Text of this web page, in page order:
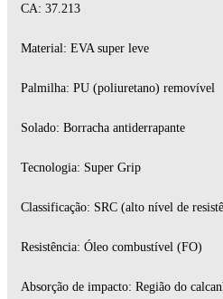
CA: 37.213
Material: EVA super leve
Palmilha: PU (poliuretano) removível
Solado: Borracha antiderrapante
Tecnologia: Super Grip
Classificação: SRC (alto nível de
Resistência: Óleo combustível (FO)
Absorção de impacto: Região do